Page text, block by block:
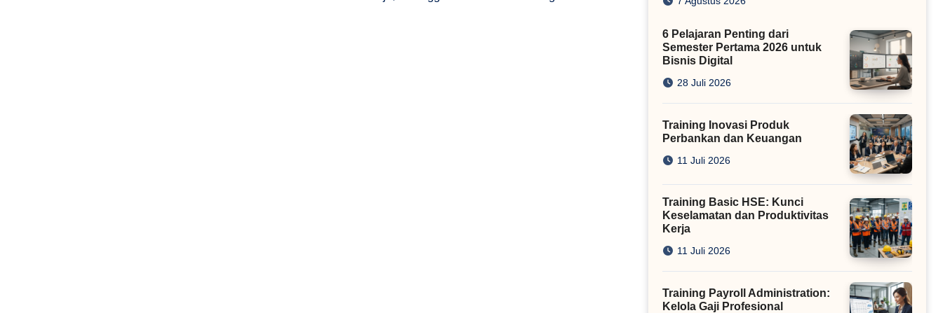
6 Pelajaran Penting dari
Semester Pertama 2026 untuk
Bisnis Digital
28 Juli 2026
Training Inovasi Produk
Perbankan dan Keuangan
11 Juli 2026
Training Basic HSE: Kunci
Keselamatan dan Produktivitas
Kerja
11 Juli 2026
Training Payroll Administration:
Kelola Gaji Profesional